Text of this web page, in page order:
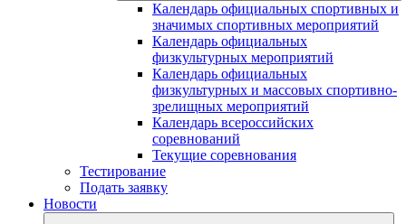
Календарь официальных спортивных и
значимых спортивных мероприятий
Календарь официальных
физкультурных мероприятий
Календарь официальных
физкультурных и массовых спортивно-
зрелищных мероприятий
Календарь всероссийских
соревнований
Текущие соревнования
Тестирование
Подать заявку
Новости